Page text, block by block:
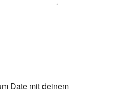
Date mit deinem